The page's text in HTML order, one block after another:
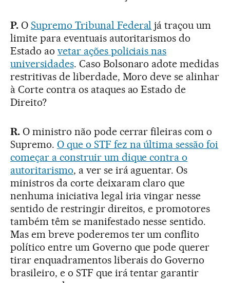
P.O Supremo Tribunal Federal já traçou um
limite para eventuais autoritarismos do
Estado ao vetar ações policiais nas
universidades. Caso Bolsonaro adote medidas
restritivas de liberdade, Moro deve se alinhar
à Corte contra os ataques ao Estado de
Direito?
R.O ministro não pode cerrar fileiras com o
Supremo. O que o STF fez na última sessão foi
começar a construir um dique contra o
autoritarismo, a ver se irá aguentar. Os
ministros da corte deixaram claro que
nenhuma iniciativa legal iria vingar nesse
sentido de restringir direitos, e promotores
também têm se manifestado nesse sentido.
Mas em breve poderemos ter um conflito
político entre um Governo que pode querer
tirar enquadramentos liberais do Governo
brasileiro, e o STF que irá tentar garantir